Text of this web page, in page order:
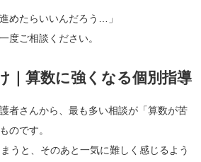
めたらいいんだろう…」
度ご相談ください。
｜算数に強くなる個別指導
者さんから、最も多い相談が「算数が苦
のです。
うと、そのあと一気に難しく感じるよう